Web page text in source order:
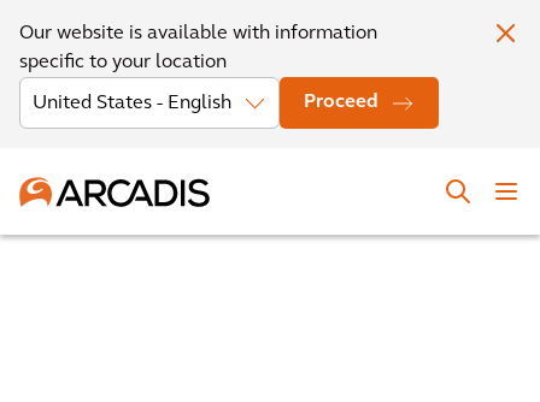
Our website is available with information
specific to your location
Proceed